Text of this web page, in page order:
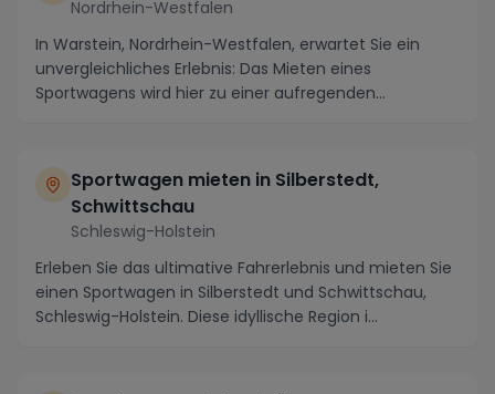
Nordrhein-Westfalen
In Warstein, Nordrhein-Westfalen, erwartet Sie ein
unvergleichliches Erlebnis: Das Mieten eines
Sportwagens wird hier zu einer aufregenden
Sportwagen mieten in Silberstedt,
Schwittschau
Schleswig-Holstein
Erleben Sie das ultimative Fahrerlebnis und mieten Sie
einen Sportwagen in Silberstedt und Schwittschau,
Schleswig-Holstein. Diese idyllische Region i...